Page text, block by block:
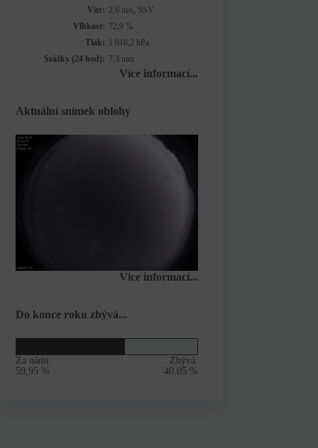
Vítr: 2,6 m/s, SSV
Vlhkost: 72,9 %
Tlak: 1 018,2 hPa
Srážky (24 hod): 7,3 mm
Více informací...
Aktuální snímek oblohy
Více informací...
Do konce roku zbývá...
Za námi:
59,95 %
Zbývá:
40,05 %